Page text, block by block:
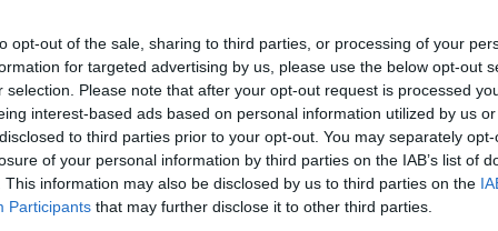
opt-out of the sale, sharing to third parties, or processing of your
for targeted advertising by us, please use the below opt-out
selection. Please note that after your opt-out request is processed
interest-based ads based on personal information utilized by us
to third parties prior to your opt-out. You may separately
of your personal information by third parties on the IAB’s list of
This information may also be disclosed by us to third parties on the
Participants that may further disclose it to other third parties.
azonban nem volt
a játékosoknak folyamatosan
kellett a piaci információkat,